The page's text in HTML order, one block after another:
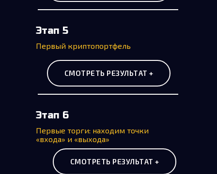
Этап 5
СМОТРЕТЬ РЕЗУЛЬТАТ +
Первый криптопортфель
Этап 6
СМОТРЕТЬ РЕЗУЛЬТАТ +
Первые торги: находим точки
«входа» и «выхода»